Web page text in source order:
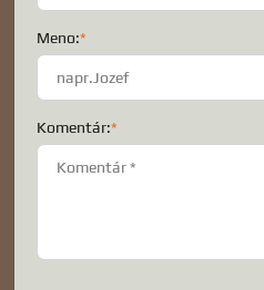
Meno:*
Komentár:*